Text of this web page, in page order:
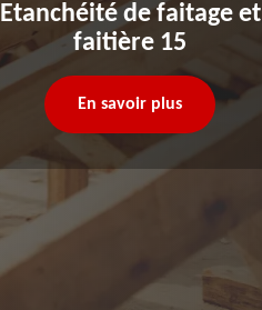
Etanchéité de faitage et
faitière 15
En savoir plus